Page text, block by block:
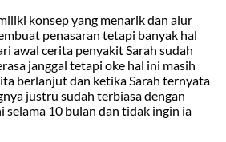
konsep yang menarik dan alur
penasaran tetapi banyak hal
awal cerita penyakit Sarah sudah
janggal tetapi oke hal ini masih
berlanjut dan ketika Sarah ternyata
justru sudah terbiasa dengan
selama 10 bulan dan tidak ingin ia